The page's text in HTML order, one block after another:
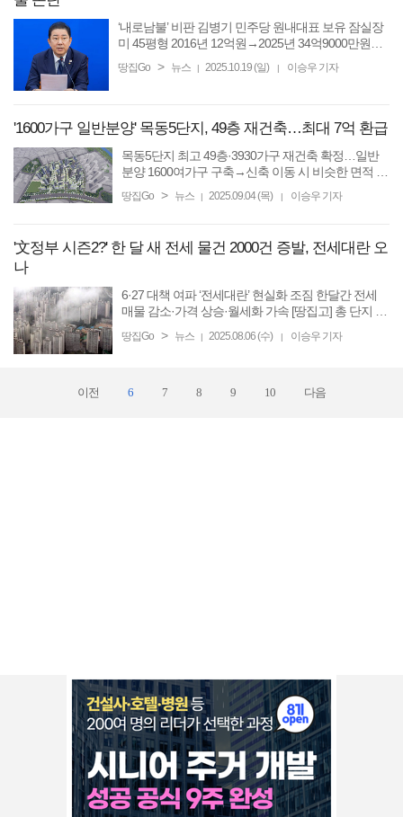
‘내로남불’ 비판 김병기 민주당 원내대표 보유 잠실장
미 45평형 2016년 12억원→2025년 34억9000만원…
을 받고 있는 김병기 더불어민주당 원내대표가 보유
땅집Go > 뉴스 | 2025.10.19 (일) | 이승우 기자
'1600가구 일반분양' 목동5단지, 49층 재건축…최대 7억 환급
목동5단지 최고 49층·3930가구 재건축 확정…일반
분양 1600여가구 구축→신축 이동 시 비슷한 면적 선
사업시행자 지정 위한 동의서 징구 [땅집고] 서울 양
땅집Go > 뉴스 | 2025.09.04 (목) | 이승우 기자
'文정부 시즌2?' 한 달 새 전세 물건 2000건 증발, 전세대란 오
나
6·27 대책 여파 ‘전세대란’ 현실화 조짐 한달간 전세
매물 감소·가격 상승·월세화 가속 [땅집고] 총 단지 규
정동 ‘문정래미안’(1696가구)은 최근 전세 매물이 씨
땅집Go > 뉴스 | 2025.08.06 (수) | 이승우 기자
이전 6 7 8 9 10 다음